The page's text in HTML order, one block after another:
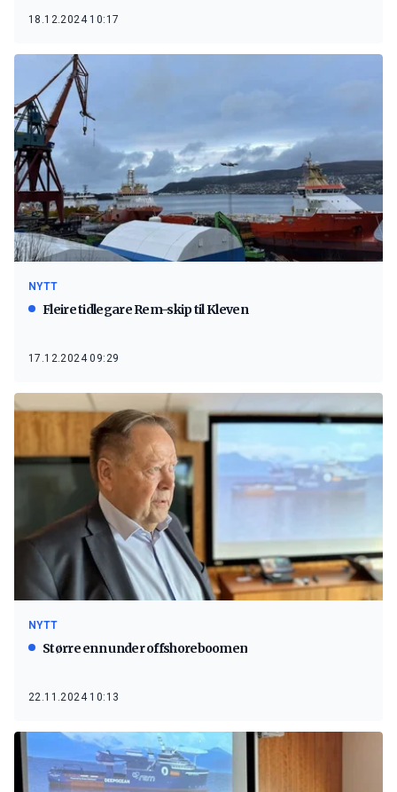
18.12.2024 10:17
NYTT
Fleire tidlegare Rem-skip til Kleven
17.12.2024 09:29
NYTT
Større enn under offshoreboomen
22.11.2024 10:13